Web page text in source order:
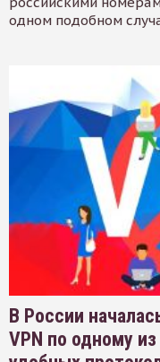
одном подобном
В России
VPN по одному